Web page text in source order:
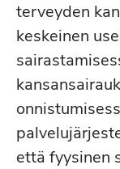
terveyden
keskeinen
että fyysinen